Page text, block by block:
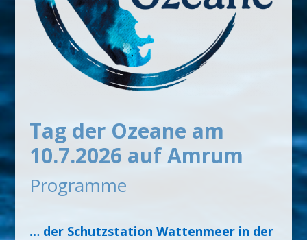
Tag der Ozeane am
10.7.2026 auf Amrum
Programme
… der Schutzstation Wattenmeer in der